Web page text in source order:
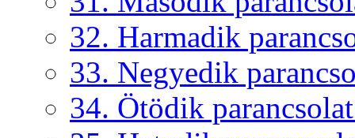
32. Harmadik
33. Negyedik
34. Ötödik